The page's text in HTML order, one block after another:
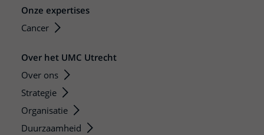
Onze expertises
Cancer
Over het UMC Utrecht
Over ons
Strategie
Organisatie
Duurzaamheid